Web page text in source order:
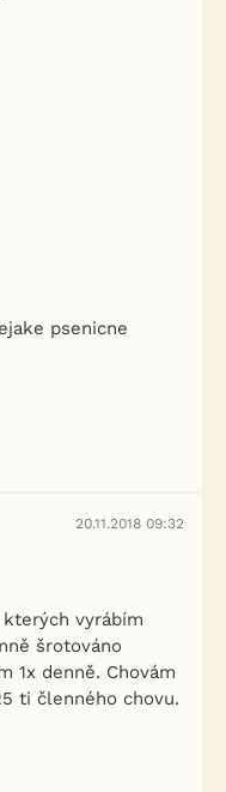
psenicne
20.11.2018 09:32
vyrábím
šrotováno
1x denně. Chovám
ti členného chovu.